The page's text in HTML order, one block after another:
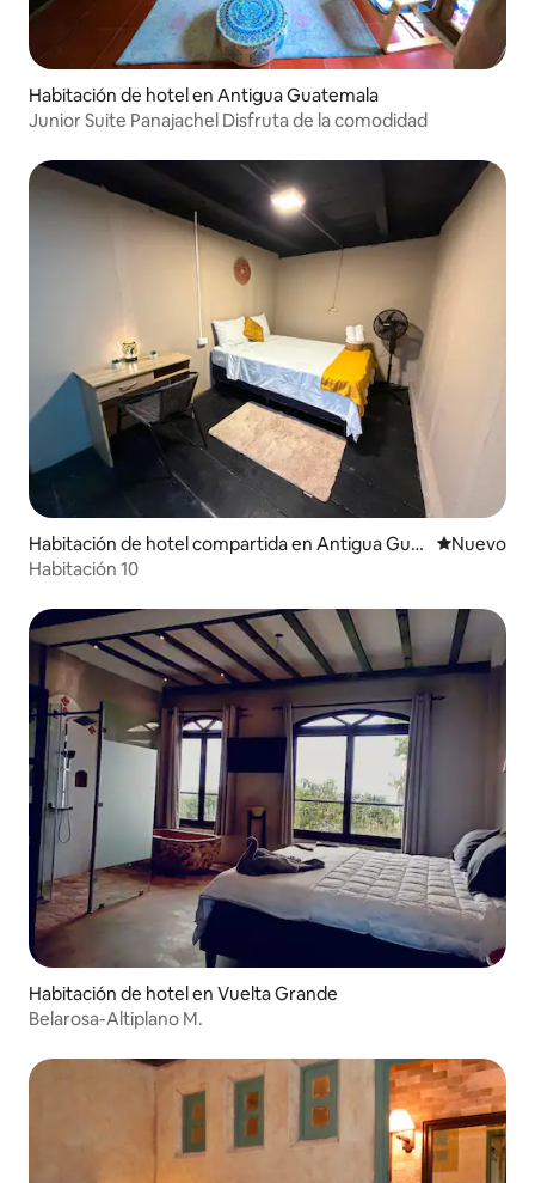
Habitación de hotel en Antigua Guatemala
Junior Suite Panajachel Disfruta de la comodidad
Habitación de hotel compartida en Antigua Guat
emala
Nuevo
Nuevo
Habitación 10
Habitación de hotel en Vuelta Grande
Belarosa-Altiplano M.